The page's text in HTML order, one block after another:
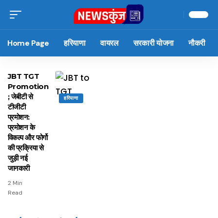
Home Page हरियाणा वायरल सरकारी योजना नौकरी
हरियाणा
JBT TGT
Promotion
; जेबीटी से
टीजीटी
प्रमोशन:
प्रमोशन के
विकल्प और फोर्गो
की प्रक्रिया से
जुड़ी नई
जानकारी
2 Min
Read
15 नवंबर से लागू होंगे